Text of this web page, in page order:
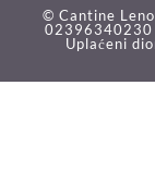
© Cantine
02396340230
Uplaćeni